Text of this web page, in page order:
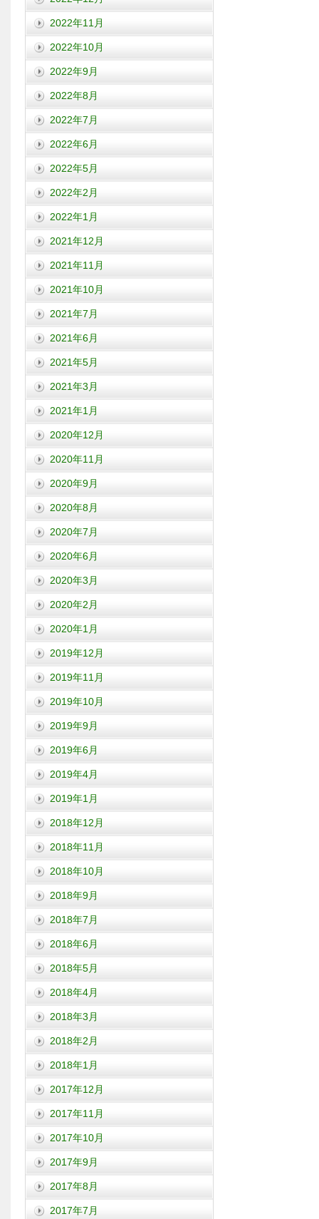
2022年11月
2022年10月
2022年9月
2022年8月
2022年7月
2022年6月
2022年5月
2022年2月
2022年1月
2021年12月
2021年11月
2021年10月
2021年7月
2021年6月
2021年5月
2021年3月
2021年1月
2020年12月
2020年11月
2020年9月
2020年8月
2020年7月
2020年6月
2020年3月
2020年2月
2020年1月
2019年12月
2019年11月
2019年10月
2019年9月
2019年6月
2019年4月
2019年1月
2018年12月
2018年11月
2018年10月
2018年9月
2018年7月
2018年6月
2018年5月
2018年4月
2018年3月
2018年2月
2018年1月
2017年12月
2017年11月
2017年10月
2017年9月
2017年8月
2017年7月